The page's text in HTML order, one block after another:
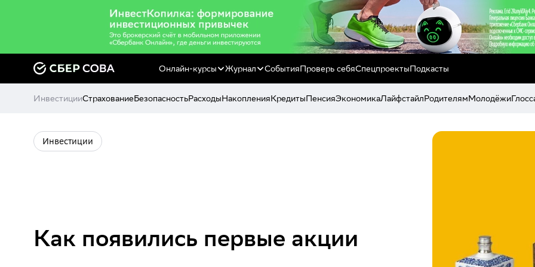
Онлайн-курсы Журнал СобытияПроверь себяСпецпроектыПодкасты
ИнвестицииСтрахованиеБезопасностьРасходыНакопленияКредитыПенсияЭкономикаЛайфстайлРодителямМолодёжи
Инвестиции
Как появились первые акции